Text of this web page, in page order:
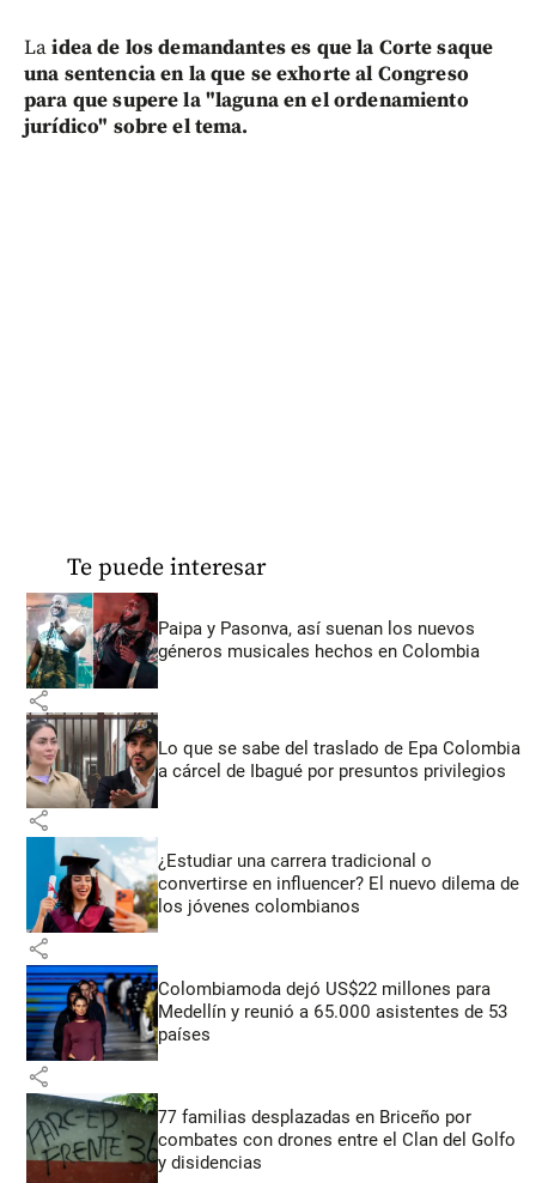
Laidea de los demandantes es que la Corte saque
una sentencia en la que se exhorte al Congreso
para que supere la "laguna en el ordenamiento
jurídico" sobre el tema.
Te puede interesar
Paipa y Pasonva, así suenan los nuevos
géneros musicales hechos en Colombia
share
Lo que se sabe del traslado de Epa Colombia
a cárcel de Ibagué por presuntos privilegios
share
¿Estudiar una carrera tradicional o
convertirse en influencer? El nuevo dilema de
los jóvenes colombianos
share
Colombiamoda dejó US$22 millones para
Medellín y reunió a 65.000 asistentes de 53
países
share
77 familias desplazadas en Briceño por
combates con drones entre el Clan del Golfo
y disidencias